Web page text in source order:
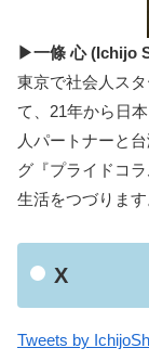
▶一條 心 (Ichijo
東京で社会人ス
て、21年から日
人パートナーと
グ『プライドコ
生活をつづります
X
Tweets by